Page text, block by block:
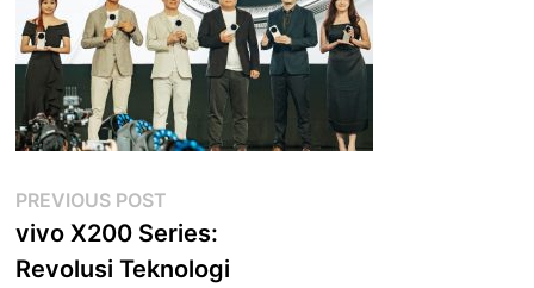
Post
navigation
PREVIOUS POST
post:
vivo X200 Series:
Revolusi Teknologi